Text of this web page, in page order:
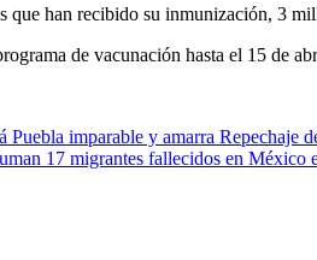
que han recibido su inmunización, 3
de vacunación hasta el 15 de
Puebla imparable y amarra Repechaje
17 migrantes fallecidos en México